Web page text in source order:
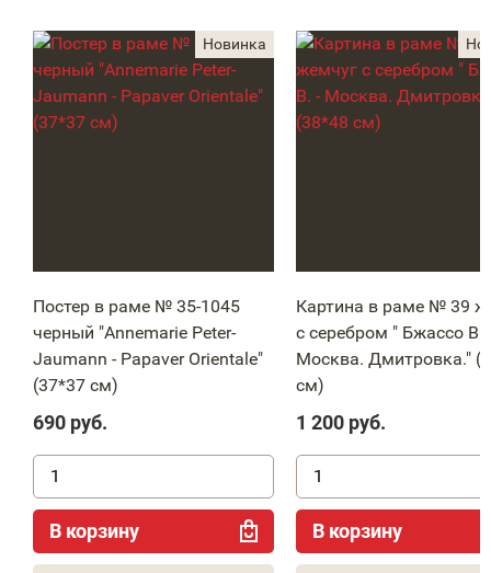
Постер в раме № 35-1045
черный "Annemarie Peter-
Jaumann - Papaver Orientale"
(37*37 см)
690 руб.
В корзину
Картина в раме № 39
с серебром " Бжассо В. -
Москва. Дмитровка."
см)
1 200 руб.
В корзину